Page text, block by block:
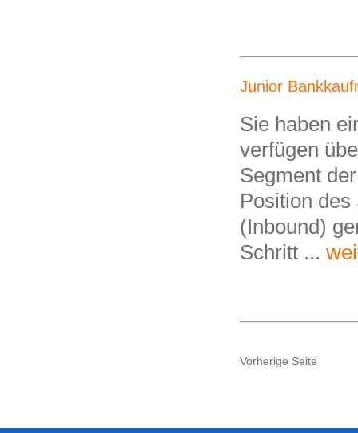
Junior
Sie haben
verfügen
Segment
Position
(Inbound)
Schritt ...
Vorherige Seite